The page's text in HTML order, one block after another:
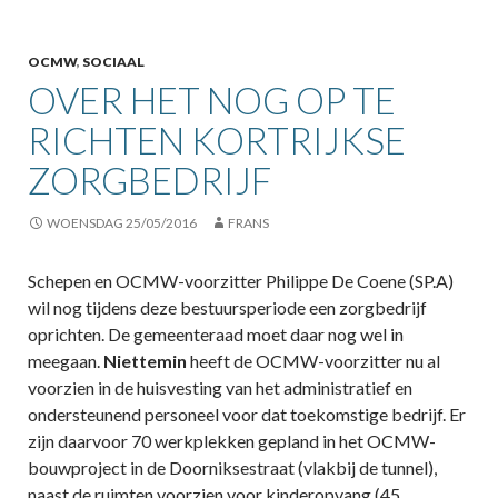
OCMW, SOCIAAL
OVER HET NOG OP TE
RICHTEN KORTRIJKSE
ZORGBEDRIJF
WOENSDAG 25/05/2016 FRANS
Schepen en OCMW-voorzitter Philippe De Coene (SP.A)
wil nog tijdens deze bestuursperiode een zorgbedrijf
oprichten. De gemeenteraad moet daar nog wel in
meegaan. Niettemin heeft de OCMW-voorzitter nu al
voorzien in de huisvesting van het administratief en
ondersteunend personeel voor dat toekomstige bedrijf. Er
zijn daarvoor 70 werkplekken gepland in het OCMW-
bouwproject in de Doorniksestraat (vlakbij de tunnel),